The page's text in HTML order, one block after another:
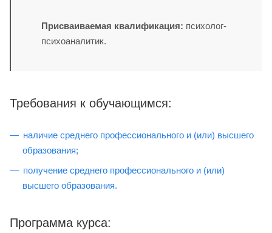
Присваиваемая квалификация: психолог-
психоаналитик.
Требования к обучающимся:
наличие среднего профессионального и (или) высшего
образования;
получение среднего профессионального и (или)
высшего образования.
Программа курса: